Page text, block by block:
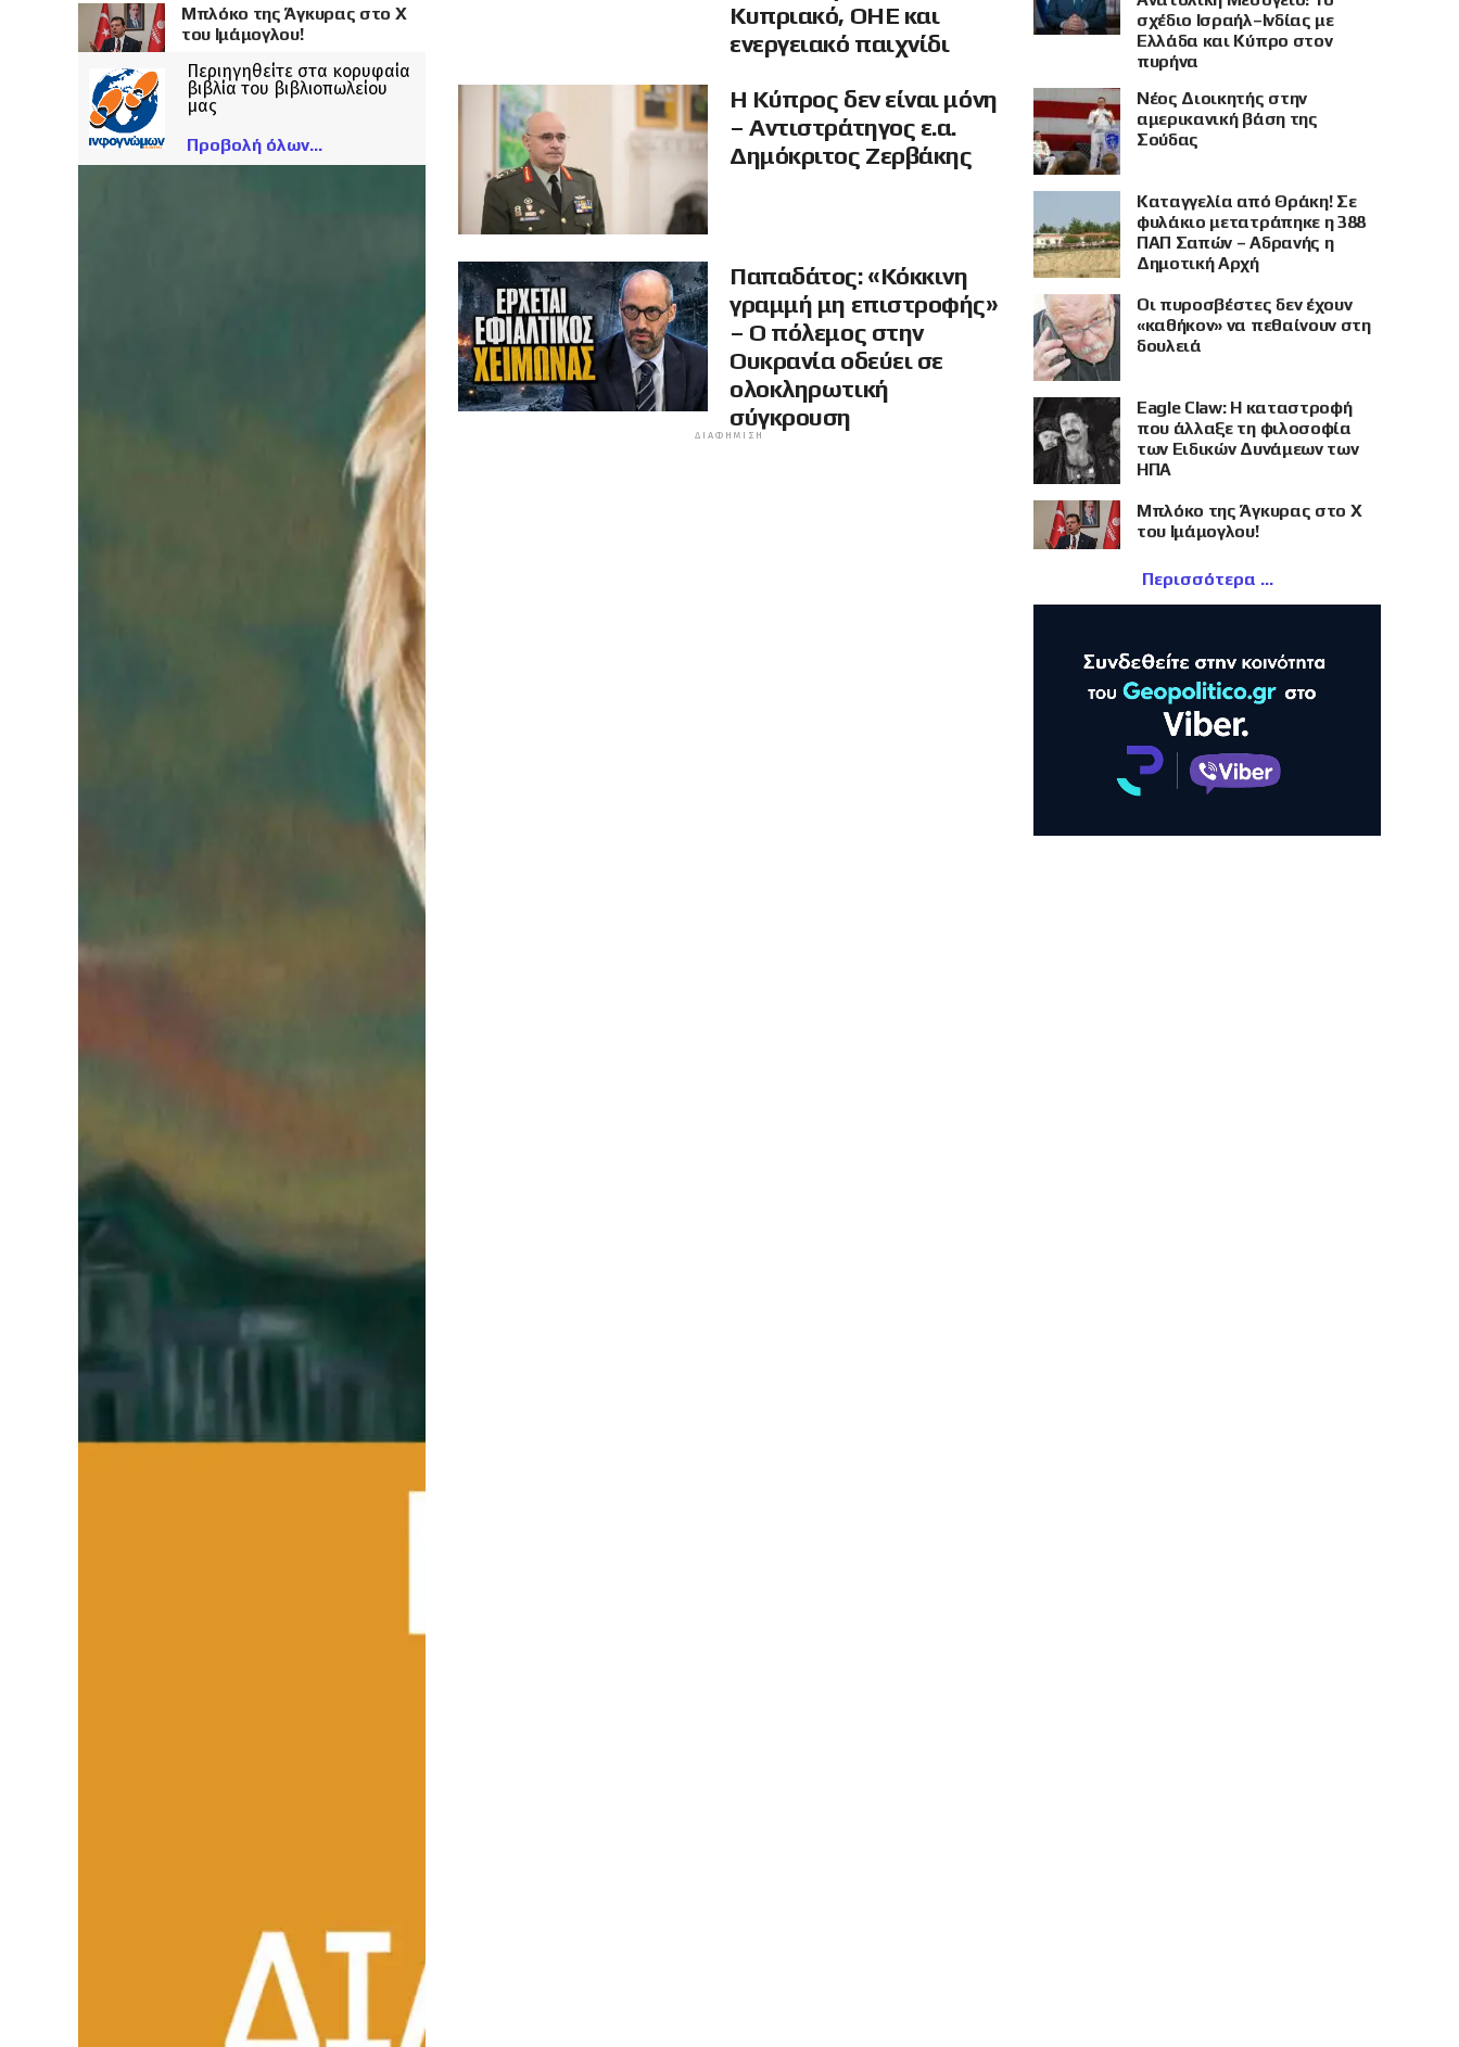
Κυπριακό, ΟΗΕ και
ενεργειακό παιχνίδι
Η Κύπρος δεν είναι μόνη
– Αντιστράτηγος ε.α.
Δημόκριτος Ζερβάκης
Παπαδάτος: «Κόκκινη
γραμμή μη επιστροφής»
– Ο πόλεμος στην
Ουκρανία οδεύει σε
ολοκληρωτική
σύγκρουση
ΔΙΑΦΉΜΙΣΗ
Μπλόκο της Άγκυρας στο X
του Ιμάμογλου!
Περιηγηθείτε στα κορυφαία
βιβλία του βιβλιοπωλείου
μας
Προβολή όλων
σχέδιο Ισραήλ–Ινδίας με
Ελλάδα και Κύπρο στον
πυρήνα
Νέος Διοικητής στην
αμερικανική βάση της
Σούδας
Καταγγελία από Θράκη! Σε
φυλάκιο μετατράπηκε η 388
ΠΑΠ Σαπών – Αδρανής η
Δημοτική Αρχή
Οι πυροσβέστες δεν έχουν
«καθήκον» να πεθαίνουν στη
δουλειά
Eagle Claw: Η καταστροφή
που άλλαξε τη φιλοσοφία
των Ειδικών Δυνάμεων των
ΗΠΑ
Μπλόκο της Άγκυρας στο X
του Ιμάμογλου!
Περισσότερα